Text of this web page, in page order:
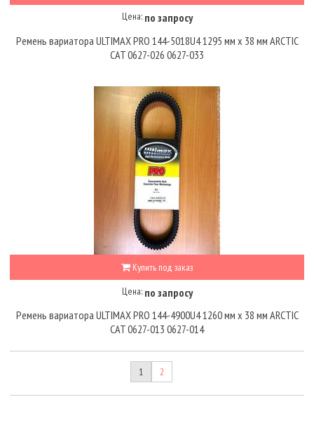
Цена: по запросу
Ремень вариатора ULTIMAX PRO 144-5018U4 1295 мм x 38 мм ARCTIC
CAT 0627-026 0627-033
Купить под заказ
Цена: по запросу
Ремень вариатора ULTIMAX PRO 144-4900U4 1260 мм x 38 мм ARCTIC
CAT 0627-013 0627-014
1 2